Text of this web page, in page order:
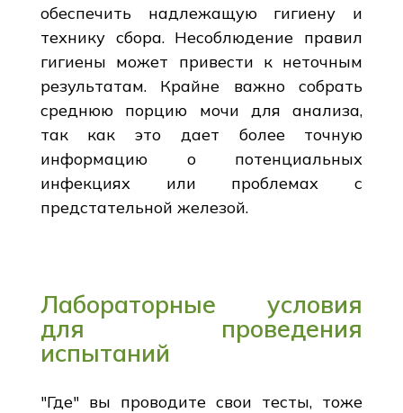
обеспечить надлежащую гигиену и
технику сбора. Несоблюдение правил
гигиены может привести к неточным
результатам. Крайне важно собрать
среднюю порцию мочи для анализа,
так как это дает более точную
информацию о потенциальных
инфекциях или проблемах с
предстательной железой.
Лабораторные условия
для проведения
испытаний
"Где" вы проводите свои тесты, тоже